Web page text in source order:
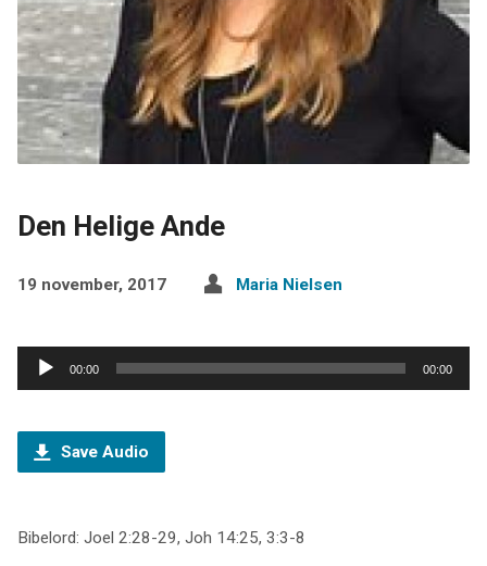
Den Helige Ande
19 november, 2017 Maria Nielsen
Ljudspelare
00:00 00:00
Save Audio
Bibelord: Joel 2:28-29, Joh 14:25, 3:3-8